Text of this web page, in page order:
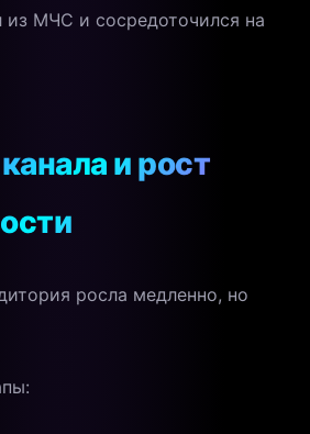
из МЧС и сосредоточился на
и рост
росла медленно, но